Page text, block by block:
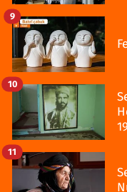
9
10
11